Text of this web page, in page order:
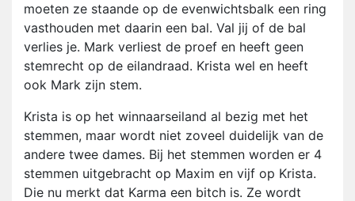
moeten ze staande op de evenwichtsbalk een ring
vasthouden met daarin een bal. Val jij of de bal
verlies je. Mark verliest de proef en heeft geen
stemrecht op de eilandraad. Krista wel en heeft
ook Mark zijn stem.
Krista is op het winnaarseiland al bezig met het
stemmen, maar wordt niet zoveel duidelijk van de
andere twee dames. Bij het stemmen worden er 4
stemmen uitgebracht op Maxim en vijf op Krista.
Die nu merkt dat Karma een bitch is. Ze wordt